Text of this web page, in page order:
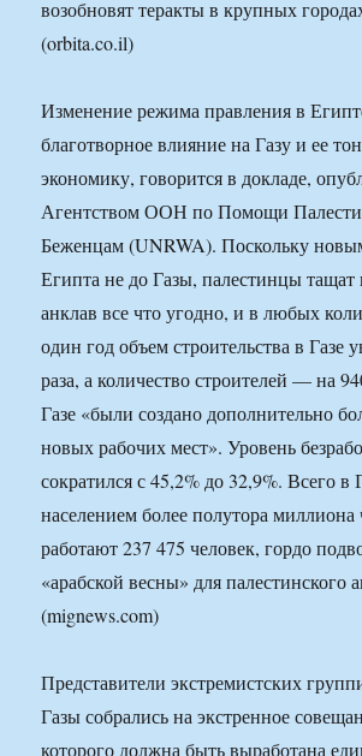
возобновят теракты в крупных
(orbita.co.il)
Изменение режима правления в
благотворное влияние на Газу и ее
экономику, говорится в докладе,
Агентством ООН по Помощи
Беженцам (UNRWA). Поскольку
Египта не до Газы, палестинцы тащат
анклав все что угодно, и в любых
один год объем строительства в Газе
раза, а количество строителей — на
Газе «были создано дополнительно
новых рабочих мест». Уровень
сократился с 45,2% до 32,9%. Всего в
населением более полутора миллиона
работают 237 475 человек, гордо
«арабской весны» для палестинского
(mignews.com)
Представители экстремистских
Газы собрались на экстренное
которого должна быть выработана